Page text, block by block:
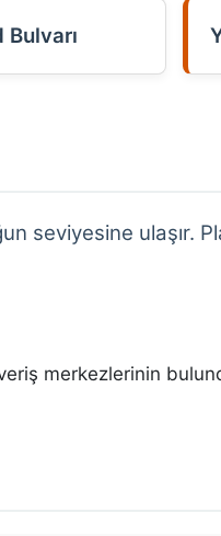
ulaşır.
merkezlerinin